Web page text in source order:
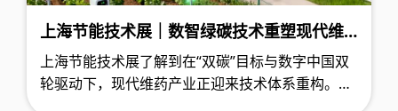
上海节能技术展｜数智绿碳技术重塑现代维
药产业，新疆打造民族药绿色智造新范式
上海节能技术展了解到在“双碳”目标与数字中国双
轮驱动下，现代维药产业正迎来技术体系重构。以